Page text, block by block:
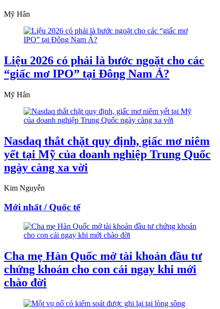
Mỹ Hân
Liệu 2026 có phải là bước ngoặt cho các
“giấc mơ IPO” tại Đông Nam Á?
Mỹ Hân
Nasdaq thắt chặt quy định, giấc mơ niêm
yết tại Mỹ của doanh nghiệp Trung Quốc
ngày càng xa vời
Kim Nguyễn
Mới nhất / Quốc tế
Cha mẹ Hàn Quốc mở tài khoản đầu tư
chứng khoán cho con cái ngay khi mới
chào đời